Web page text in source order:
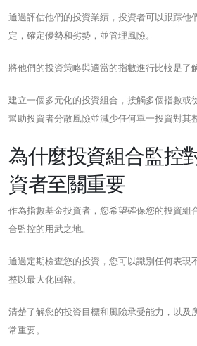
通過評估他們的投資業績，投資者可以跟踪他
定，確定優勢和劣勢，並管理風險。
將他們的投資策略與適當的指數進行比較是了
建立一個多元化的投資組合，接觸多個指數或
幫助投資者分散風險並減少任何單一投資對其
為什麼投資組合監控
資者至關重要
作為指數基金投資者，您希望確保您的投資組
合監控的用武之地。
通過定期檢查您的投資，您可以識別任何表現
整以最大化回報。
清楚了解您的投資目標和風險承受能力，以及
常重要。